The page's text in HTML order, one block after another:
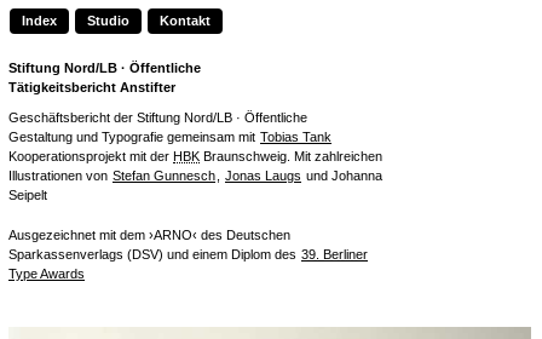
Index Studio Kontakt
Stiftung Nord/LB · Öffentliche
Tätigkeitsbericht Anstifter
Geschäftsbericht der Stiftung Nord/LB · Öffentliche
Gestaltung und Typografie gemeinsam mit Tobias Tank
Kooperationsprojekt mit der HBK Braunschweig. Mit zahlreichen
Illustrationen von Stefan Gunnesch Jonas Laugs und Johanna
Seipelt
Ausgezeichnet mit dem ›ARNO‹ des Deutschen
Sparkassenverlags (DSV) und einem Diplom des 39. Berliner
Type Awards